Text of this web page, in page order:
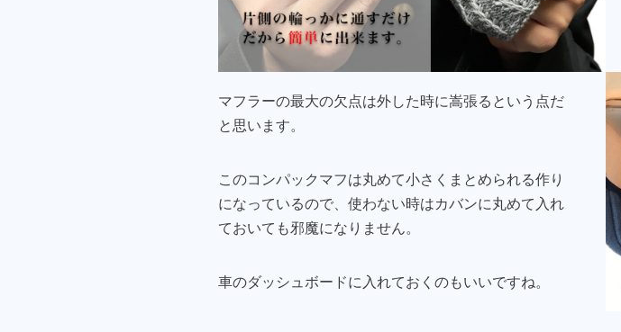
マフラーの最大の欠点は外した時に嵩張るという点だ
と思います。
このコンパックマフは丸めて小さくまとめられる作り
になっているので、使わない時はカバンに丸めて入れ
ておいても邪魔になりません。
車のダッシュボードに入れておくのもいいですね。